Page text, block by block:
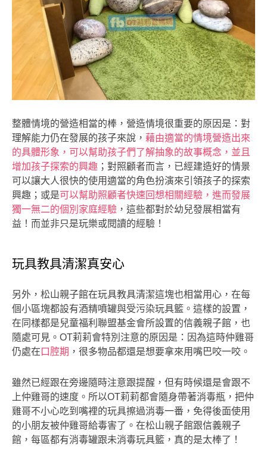
整體情境的營造相當的棒，營造情境很重要的原因是：對
理解能力仍在發展的孩子來說， 藉由適當的情境營造出來
的具體形象，可以幫助孩子們了解抽象的故事概念，並且
增加孩子探索的興趣 ；對照顧者而言，已經建造好的情景
可以讓大人很快的使用適當的角色扮演來引領孩子的探索
興趣；或是可以幫助照顧者快速回想相關經驗，進而發展
獨一無二的個別家庭經驗 ，這些都對於幼兒發展相當有
益！而並非只是玩樂或閱讀的經驗！
玩具教具清潔真安心
另外，松山親子館在玩具教具清潔這塊也相當用心，在每
個小區塊都設有酒精噴罐與受污染玩具籃。這樣的設置，
在同樣都是兒童福利聯盟基金會所設置的信義親子館，也
隨處可見。OT莉莉會特別注意的原因是：因為這時仲雞哥
仍處在 口腔期 ，很多物品都還是想要拿來用嘴巴咬一咬。
雖然已經跟在旁邊隨時注意跟提醒，但有時候還是會跟不
上仲雞哥的速度。所以OT莉莉都會隨身帶著消毒瓶，把仲
雞哥不小心吃到嘴裡的玩具擦過消毒一番，免得後面使用
的小朋友被仲雞哥給毒害了。在松山親子館跟信義親子
館，每區都有消毒罐跟未消毒玩具籃，真的是太棒了！